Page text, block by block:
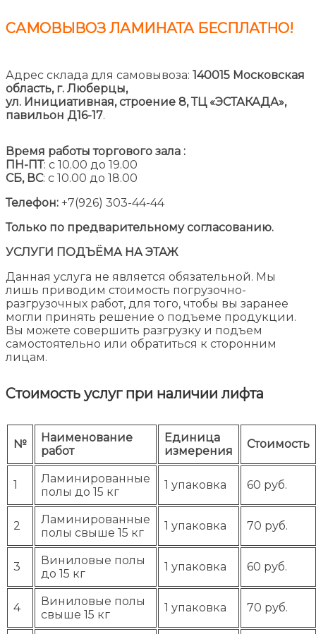
САМОВЫВОЗ ЛАМИНАТА БЕСПЛАТНО!
Адрес склада для самовывоза: 140015 Московская
область, г. Люберцы,
ул. Инициативная, строение 8, ТЦ «ЭСТАКАДА»,
павильон Д16-17.
Время работы торгового зала :
ПН-ПТ: с 10.00 до 19.00
СБ, ВС: с 10.00 до 18.00
Телефон: +7(926) 303-44-44
Только по предварительному согласованию.
УСЛУГИ ПОДЪЁМА НА ЭТАЖ
Данная услуга не является обязательной. Мы
лишь приводим стоимость погрузочно-
разгрузочных работ, для того, чтобы вы заранее
могли принять решение о подъеме продукции.
Вы можете совершить разгрузку и подъем
самостоятельно или обратиться к сторонним
лицам.
Стоимость услуг при наличии лифта
№
Наименование
работ
Единица
измерения
Стоимость
1
Ламинированные
полы до 15 кг
1 упаковка 60 руб.
2
Ламинированные
полы свыше 15 кг
1 упаковка 70 руб.
3
Виниловые полы
до 15 кг
1 упаковка 60 руб.
4
Виниловые полы
свыше 15 кг
1 упаковка 70 руб.